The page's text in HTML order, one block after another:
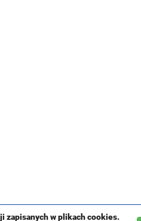
zapisanych w plikach cookies.